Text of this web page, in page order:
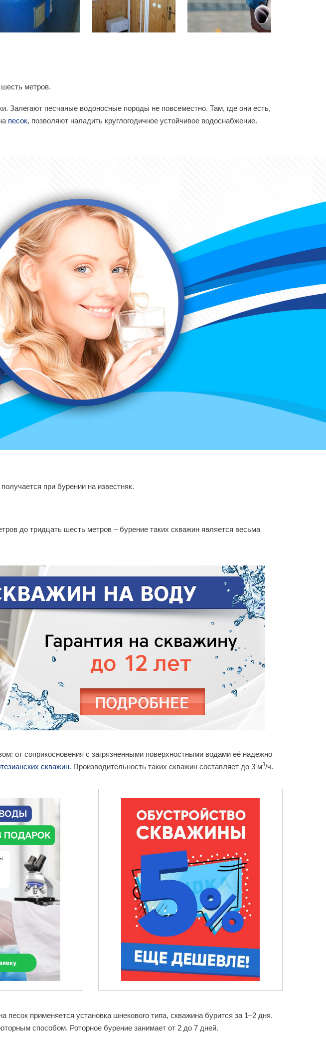
метров.
Залегают песчаные водоносные породы не повсеместно. Там, где они есть,
песок, позволяют наладить круглогодичное устойчивое водоснабжение.
при бурении на известняк.
до тридцать шесть метров – бурение таких скважин является весьма
от соприкосновения с загрязненными поверхностными водами её надежно
скважин. Производительность таких скважин составляет до 3 м3/ч.
применяется установка шнекового типа, скважина бурится за 1–2 дня.
способом. Роторное бурение занимает от 2 до 7 дней.